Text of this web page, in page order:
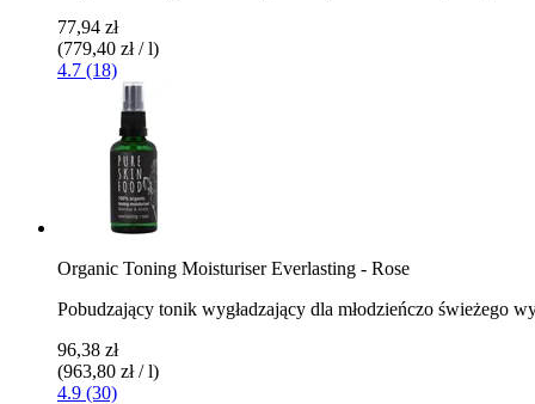
77,94 zł
(779,40 zł / l)
4.7 (18)
Organic Toning Moisturiser Everlasting - Rose
Pobudzający tonik wygładzający dla młodzieńczo świeżego
96,38 zł
(963,80 zł / l)
4.9 (30)